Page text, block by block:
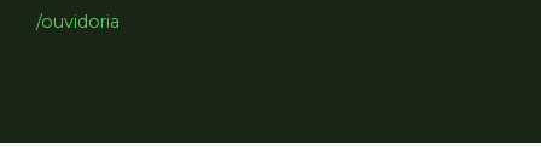
/ouvidoria